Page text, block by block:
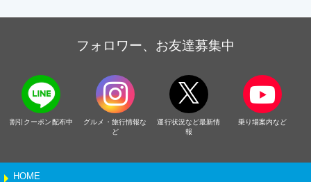
フォロワー、お友達募集中
割引クーポン配布中
グルメ・旅行情報な
ど
運行状況など最新情
報
乗り場案内など
HOME